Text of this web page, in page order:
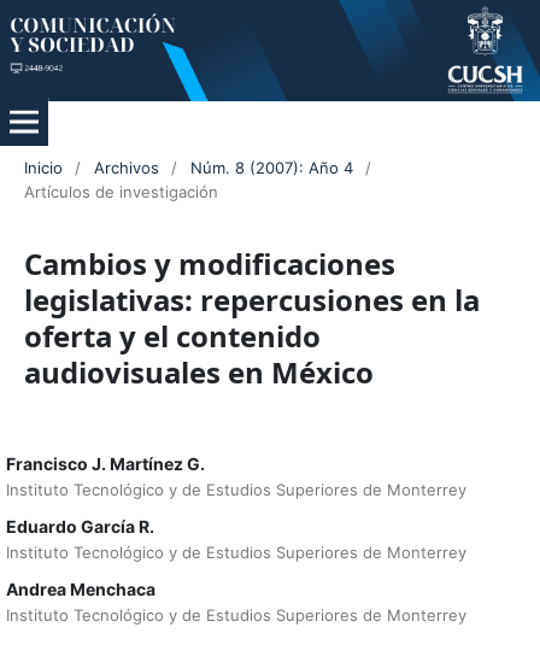
Inicio / Archivos / Núm. 8 (2007): Año 4
/
Artículos de investigación
Cambios y modificaciones
legislativas: repercusiones en la
oferta y el contenido
audiovisuales en México
Francisco J. Martínez G.
Instituto Tecnológico y de Estudios Superiores de Monterrey
Eduardo García R.
Instituto Tecnológico y de Estudios Superiores de Monterrey
Andrea Menchaca
Instituto Tecnológico y de Estudios Superiores de Monterrey